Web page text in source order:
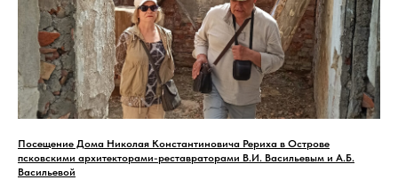
Посещение Дома Николая Константиновича Рериха в Острове
псковскими архитекторами-реставраторами В.И. Васильевым и А.Б.
Васильевой